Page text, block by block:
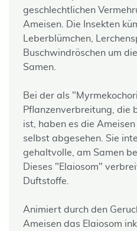
geschlechtlichen
Ameisen. Die Insekten
Leberblümchen,
Buschwindröschen um
Samen.
Bei der als
Pflanzenverbreitung, die
ist, haben es die
selbst abgesehen. Sie
gehaltvolle, am Samen
Dieses "Elaiosom"
Duftstoffe.
Animiert durch den
Ameisen das Elaiosom